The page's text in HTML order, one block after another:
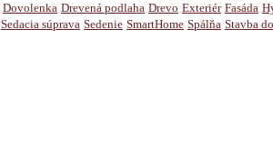
Dovolenka Drevená podlaha Drevo Exteriér Fasáda
Sedacia súprava Sedenie SmartHome Spálňa Stavba